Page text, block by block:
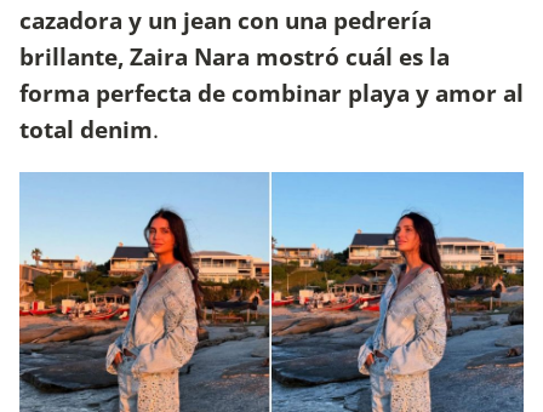
cazadora y un jean con una pedrería
brillante, Zaira Nara mostró cuál es la
forma perfecta de combinar playa y amor al
total denim.